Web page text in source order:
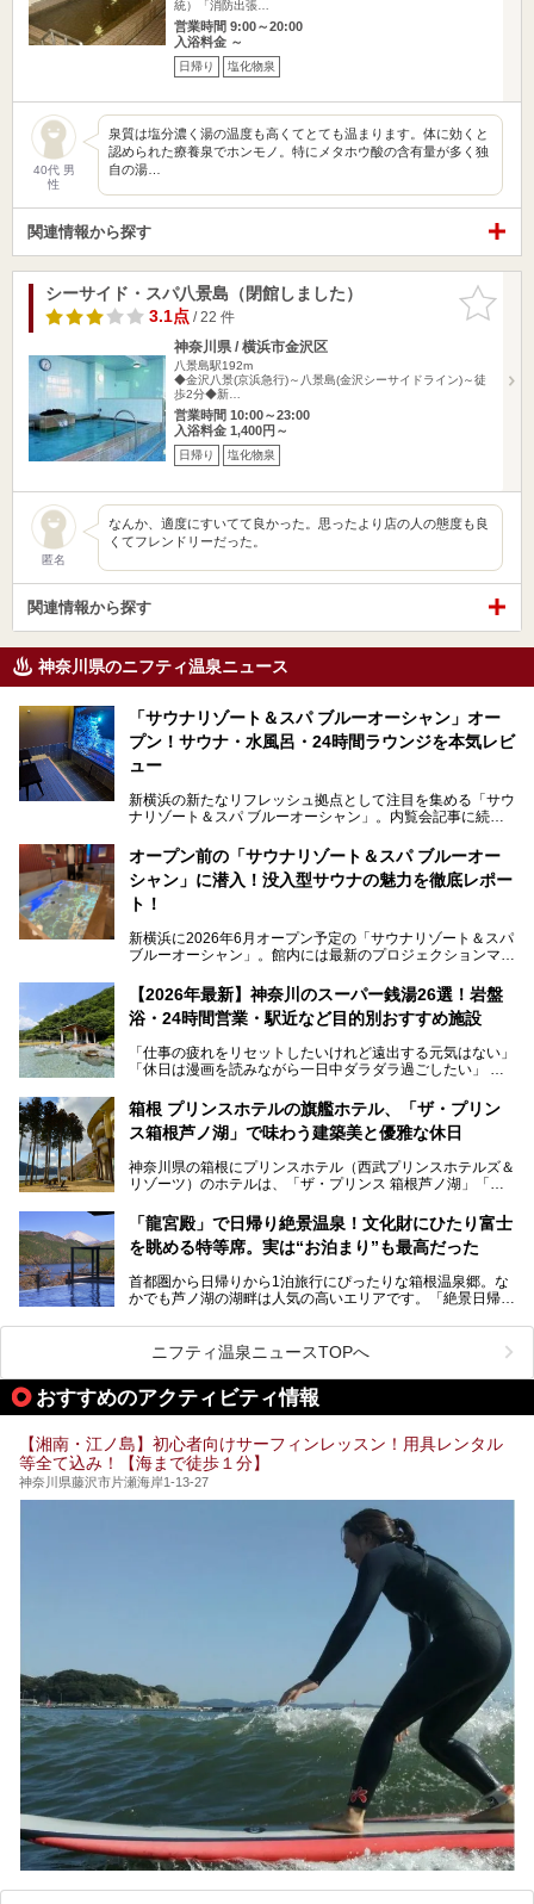
統）「消防出張…
営業時間 9:00～20:00
入浴料金 ～
日帰り 塩化物泉
40代 男
性
泉質は塩分濃く湯の温度も高くてとても温まります。体に効くと
認められた療養泉でホンモノ。特にメタホウ酸の含有量が多く独
自の湯…
関連情報から探す
お気に入
りに追加
シーサイド・スパ八景島（閉館しました）
3.1点/ 22 件
神奈川県 / 横浜市金沢区
八景島駅192m
◆金沢八景(京浜急行)～八景島(金沢シーサイドライン)～徒
歩2分◆新…
営業時間 10:00～23:00
入浴料金 1,400円～
日帰り 塩化物泉
匿名
なんか、適度にすいてて良かった。思ったより店の人の態度も良
くてフレンドリーだった。
関連情報から探す
神奈川県のニフティ温泉ニュース
「サウナリゾート＆スパ ブルーオーシャン」オー
プン！サウナ・水風呂・24時間ラウンジを本気レビ
ュー
新横浜の新たなリフレッシュ拠点として注目を集める「サウ
ナリゾート＆スパ ブルーオーシャン」。内覧会記事に続
す。サウナや水風呂の気持ちよさはもちろん、リラックスス
ペースの過ごしやすさまで徹底チェック。新横浜エリアで日
常の疲れをリセットしたい人、ライブやスポーツ観戦遠征組
は必見です。
オープン前の「サウナリゾート＆スパ ブルーオー
シャン」に潜入！没入型サウナの魅力を徹底レポー
ト！
新横浜に2026年6月オープン予定の「サウナリゾート＆スパ
ブルーオーシャン」。館内には最新のプロジェクションマッ
的な“没入感（イマーシブ）”を体験できます。
今回は、そんな大注目の施設に一足先にお邪魔し、その全貌
を見学させていただきました！
サウナ室の中に咲き誇る桜、魚たちが泳ぐ水風呂、そしてバ
リのビーチを思わせる休憩スペース…。驚きの連続だった館
内の様子をレポートします！
【2026年最新】神奈川のスーパー銭湯26選！岩盤
浴・24時間営業・駅近など目的別おすすめ施設
「仕事の疲れをリセットしたいけれど遠出する元気はない」
「休日は漫画を読みながら一日中ダラダラ過ごしたい」
たい」
そんな「癒やされたい」という願いを叶えてくれるのが、神
神奈川県には、サウナや岩盤浴、一日中遊べるエンタメ施設
など、“非日常”を味わえるスーパー銭湯が数多く揃っていま
う」という人も多いはず。
そこで今回は、神奈川県内の人気施設26選を「安さ」「岩
業」「駅近」など、目的別に厳選して紹介します。
今の気分にぴったりの施設を見つけて、最高のリフレッシュ
箱根 プリンスホテルの旗艦ホテル、「ザ・プリン
ス箱根芦ノ湖」で味わう建築美と優雅な休日
神奈川県の箱根にプリンスホテル（西武プリンスホテルズ＆
リゾーツ）のホテルは、「ザ・プリンス 箱根芦ノ湖」「芦
「箱根仙石原プリンスホテル」と4軒あり、今回ご紹介する
「ザ・プリンス 箱根芦ノ湖」は、その中でもフラッグシッ
プ（旗艦）に位置づけられる特別なホテルです。
昭和の日本を代表する建築家の一人、村野藤吾が芦ノ湖の畔
に建てた桃源郷のようなホテルがここ。自家源泉の温泉や、
提供元：株式会社西武・プリンスホテルズワールドワイド
【PR】
この記事はザ・プリンス 箱根芦ノ湖のPR記事です。
「龍宮殿」で日帰り絶景温泉！文化財にひたり富士
を眺める特等席。実は“お泊まり”も最高だった
首都圏から日帰りから1泊旅行にぴったりな箱根温泉郷。な
かでも芦ノ湖の湖畔は人気の高いエリアです。「絶景日帰り
が楽しめるまさに眺望自慢の日帰り温泉。
そしてここは全24室の「箱根 芦ノ湖畔蛸川温泉 龍宮殿」と
して宿泊もできます。宿泊者は「龍宮殿本館」の営業時間に
加えて、朝6時からの宿泊者専用時間帯にも「龍宮殿本館」
のお風呂が利用できます。
今回は日帰り温泉としての「絶景日帰り温泉 龍宮殿本館
（以下、龍宮殿本館）」と、旅館としての「箱根 芦ノ湖畔
蛸川温泉 龍宮殿（以下、龍宮殿）」の両方の魅力をたっぷ
りお伝えします！
ここは箱根神社、九頭龍神社、白龍神社、箱根元宮と箱根の
4つの神社に囲まれたパワースポットです。
提供元：株式会社西武・プリンスホテルズワールドワイド
この記事は箱根 芦ノ湖畔蛸川温泉 龍宮殿のPR記事です。
ニフティ温泉ニュースTOPへ
おすすめのアクティビティ情報
【湘南・江ノ島】初心者向けサーフィンレッスン！用具レンタル
等全て込み！【海まで徒歩１分】
神奈川県藤沢市片瀬海岸1-13-27